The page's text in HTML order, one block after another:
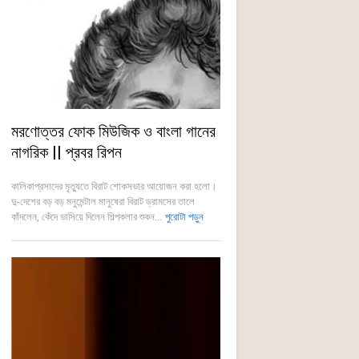
মরণোত্তর ফোক মিউজিক ও বাংলা গানের
নাগরিক || প্রবর রিপন
কালিকাপ্রসাদের মৃত্যুতে বিরাট শোকসভার আয়োজন করা হলো।
দু-দেশের বড় বড় মনুমেন্টাল মানুষেরা বিরাট ড্রামসের তালে
কাঁদলেন, কেঁদে ভাসিয়ে দিলেন শিল্পকলার শুকন... পুরোটা পড়ুন